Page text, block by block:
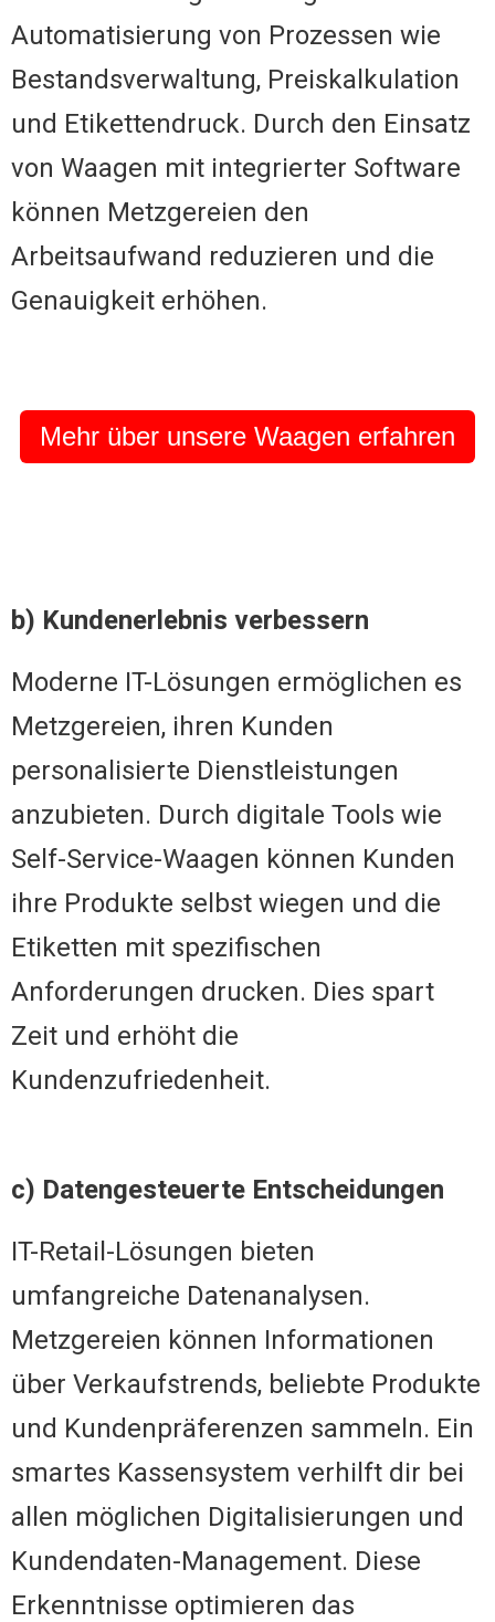
Automatisierung von Prozessen wie
Bestandsverwaltung, Preiskalkulation
und Etikettendruck. Durch den Einsatz
von Waagen mit integrierter Software
können Metzgereien den
Arbeitsaufwand reduzieren und die
Genauigkeit erhöhen.
Mehr über unsere Waagen erfahren
b) Kundenerlebnis verbessern
Moderne IT-Lösungen ermöglichen es
Metzgereien, ihren Kunden
personalisierte Dienstleistungen
anzubieten. Durch digitale Tools wie
Self-Service-Waagen können Kunden
ihre Produkte selbst wiegen und die
Etiketten mit spezifischen
Anforderungen drucken. Dies spart
Zeit und erhöht die
Kundenzufriedenheit.
c) Datengesteuerte Entscheidungen
IT-Retail-Lösungen bieten
umfangreiche Datenanalysen.
Metzgereien können Informationen
über Verkaufstrends, beliebte Produkte
und Kundenpräferenzen sammeln. Ein
smartes Kassensystem verhilft dir bei
allen möglichen Digitalisierungen und
Kundendaten-Management. Diese
Erkenntnisse optimieren das